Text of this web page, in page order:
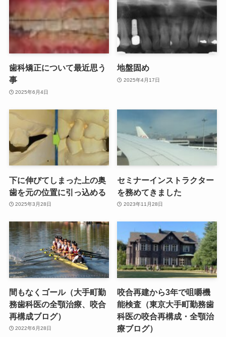
歯科矯正について最近思う
事
2025年6月4日
地盤固め
2025年4月17日
下に伸びてしまった上の奥
歯を元の位置に引っ込める
2025年3月28日
セミナーインストラクター
を務めてきました
2023年11月28日
間もなくゴール（大手町勤
務歯科医の全顎治療、咬合
再構成ブログ）
2022年6月28日
咬合再建から3年で咀嚼機
能検査（東京大手町勤務歯
科医の咬合再構成・全顎治
療ブログ）